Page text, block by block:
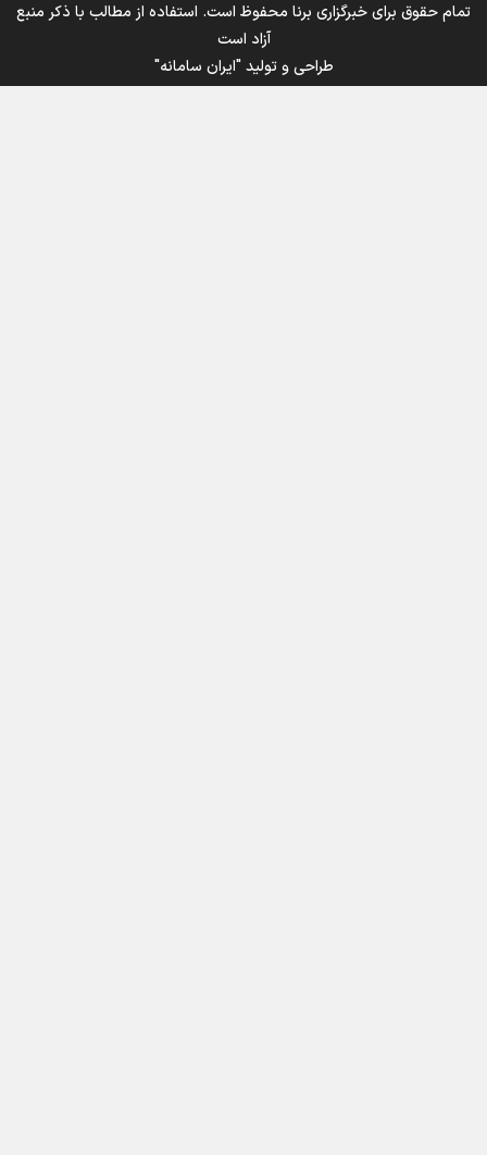
تمام حقوق برای خبرگزاری برنا محفوظ است. استفاده از مطالب با ذکر منبع
آزاد است
طراحی و تولید"ایران سامانه"